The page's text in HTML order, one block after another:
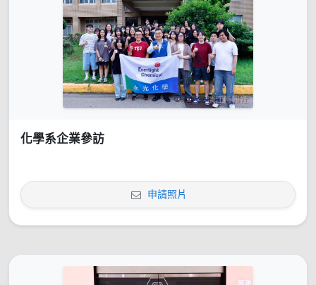
化學系企業參訪
申請照片